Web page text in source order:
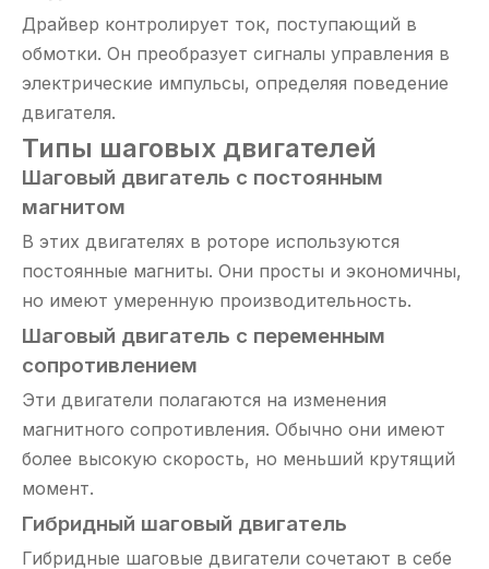
Драйвер контролирует ток, поступающий в
обмотки. Он преобразует сигналы управления в
электрические импульсы, определяя поведение
двигателя.
Типы шаговых двигателей
Шаговый двигатель с постоянным
магнитом
В этих двигателях в роторе используются
постоянные магниты. Они просты и экономичны,
но имеют умеренную производительность.
Шаговый двигатель с переменным
сопротивлением
Эти двигатели полагаются на изменения
магнитного сопротивления. Обычно они имеют
более высокую скорость, но меньший крутящий
момент.
Гибридный шаговый двигатель
Гибридные шаговые двигатели сочетают в себе